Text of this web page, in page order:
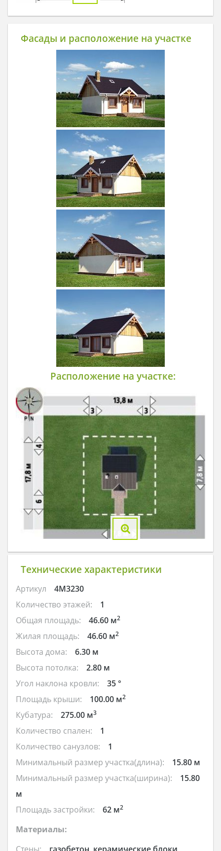
Фасады и расположение на участке
Расположение на участке:
Технические характеристики
Артикул
4M3230
Количество этажей:
1
Общая площадь:
46.60 м2
Жилая площадь: 46.60 м2
Высота дома:
6.30 м
Высота потолка:
2.80 м
Угол наклона кровли:
35 °
Площадь крыши:
100.00 м2
Кубатура: 275.00 м3
Количество спален:
1
Количество санузлов:
1
Минимальный размер участка(длина):
15.80 м
Минимальный размер участка(ширина):
15.80
м
Площадь застройки:
62 м2
Материалы:
Стены:
газобетон, керамические блоки